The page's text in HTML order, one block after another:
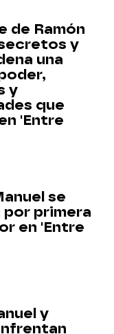
de Ramón
y
una
y
que
'Entre
se
primera
en 'Entre
y